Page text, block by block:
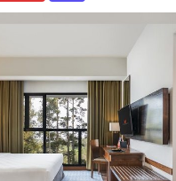
B
e
o
t